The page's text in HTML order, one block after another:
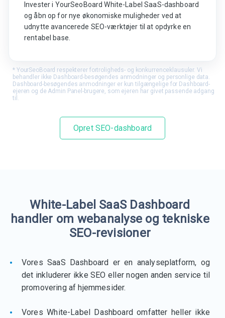
Invester i YourSeoBoard White-Label SaaS-dashboard
og åbn op for nye økonomiske muligheder ved at
udnytte avancerede SEO-værktøjer til at opdyrke en
rentabel base.
* YourSeoBoard respekterer fortroligheds- og konkurrenceklausuler. Vi
behandler ikke Dashboard-besøgendes anmodninger og personlige data.
Dashboard-besøgendes anmodninger er kun tilgængelige for Dashboard-
ejeren og de Admin Panel-brugere, som ejeren har givet passende adgang
til.
Opret SEO-dashboard
White-Label SaaS Dashboard
handler om webanalyse og tekniske
SEO-revisioner
Vores SaaS Dashboard er en analyseplatform, og
det inkluderer ikke SEO eller nogen anden service til
promovering af hjemmesider.
Vores White-Label Dashboard omfatter heller ikke